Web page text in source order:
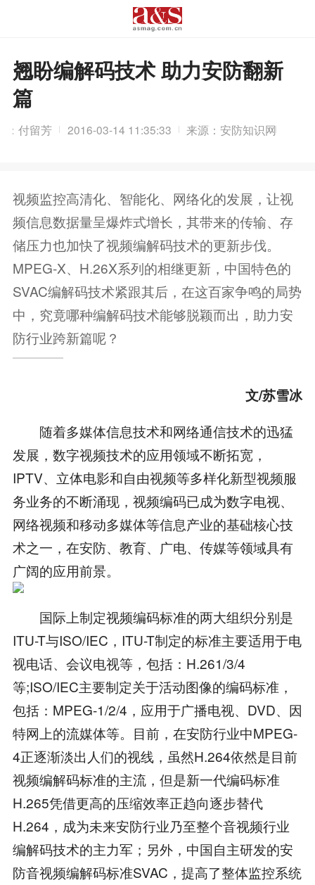
翘盼编解码技术 助力安防翻新
篇
：付留芳 2016-03-14 11:35:33 来源：安防知识网
视频监控高清化、智能化、网络化的发展，让视
频信息数据量呈爆炸式增长，其带来的传输、存
储压力也加快了视频编解码技术的更新步伐。
MPEG-X、H.26X系列的相继更新，中国特色的
SVAC编解码技术紧跟其后，在这百家争鸣的局势
中，究竟哪种编解码技术能够脱颖而出，助力安
防行业跨新篇呢？
文/苏雪冰
随着多媒体信息技术和网络通信技术的迅猛
发展，数字视频技术的应用领域不断拓宽，
IPTV、立体电影和自由视频等多样化新型视频服
务业务的不断涌现，视频编码已成为数字电视、
网络视频和移动多媒体等信息产业的基础核心技
术之一，在安防、教育、广电、传媒等领域具有
广阔的应用前景。
国际上制定视频编码标准的两大组织分别是
ITU-T与ISO/IEC，ITU-T制定的标准主要适用于电
视电话、会议电视等，包括：H.261/3/4
等;ISO/IEC主要制定关于活动图像的编码标准，
包括：MPEG-1/2/4，应用于广播电视、DVD、因
特网上的流媒体等。目前，在安防行业中MPEG-
4正逐渐淡出人们的视线，虽然H.264依然是目前
视频编解码标准的主流，但是新一代编码标准
H.265凭借更高的压缩效率正趋向逐步替代
H.264，成为未来安防行业乃至整个音视频行业
编解码技术的主力军；另外，中国自主研发的安
防音视频编解码标准SVAC，提高了整体监控系统